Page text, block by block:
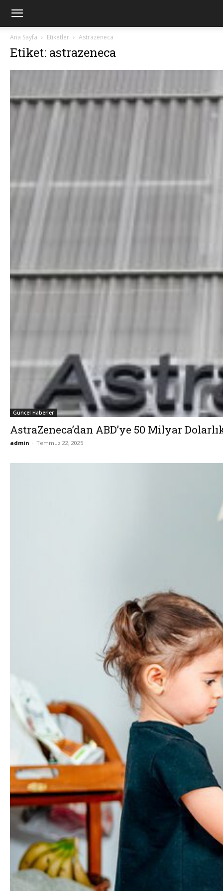
Ana Sayfa Etiketler Astrazeneca
Etiket: astrazeneca
Güncel Haberler
AstraZeneca’dan ABD’ye 50 Milyar
admin - Temmuz 22, 2025